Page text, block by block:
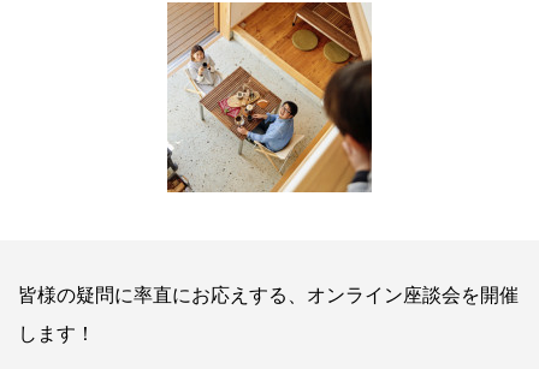
皆様の疑問に率直にお応えする、オンライン座談会を開催
します！